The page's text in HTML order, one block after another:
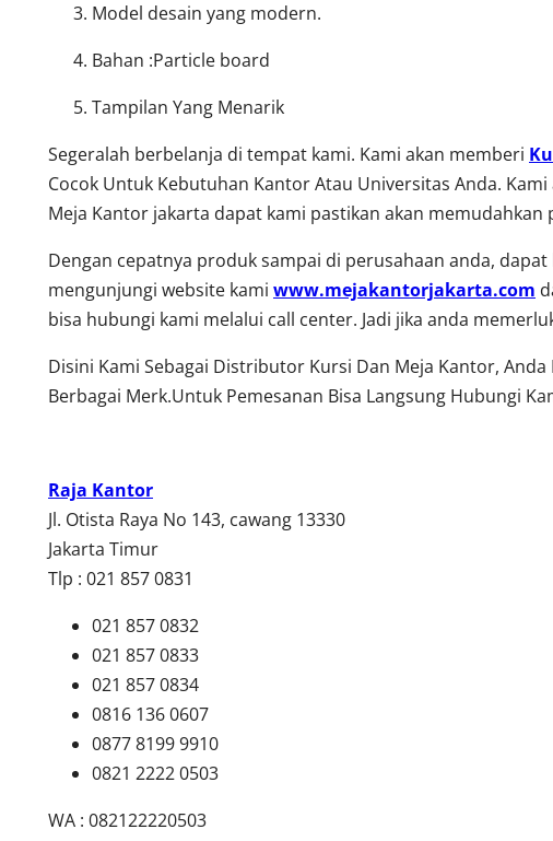
Model desain yang modern.
Bahan :Particle board
Tampilan Yang Menarik
Segeralah berbelanja di tempat kami. Kami akan memberi
Cocok Untuk Kebutuhan Kantor Atau Universitas Anda.
Meja Kantor jakarta dapat kami pastikan akan
Dengan cepatnya produk sampai di perusahaan anda,
mengunjungi website kami www.mejakantorjakarta.com
bisa hubungi kami melalui call center. Jadi jika anda
Disini Kami Sebagai Distributor Kursi Dan Meja Kantor,
Berbagai Merk.Untuk Pemesanan Bisa Langsung Hubungi
Raja Kantor
Jl. Otista Raya No 143, cawang 13330
Jakarta Timur
Tlp : 021 857 0831
021 857 0832
021 857 0833
021 857 0834
0816 136 0607
0877 8199 9910
0821 2222 0503
WA : 082122220503